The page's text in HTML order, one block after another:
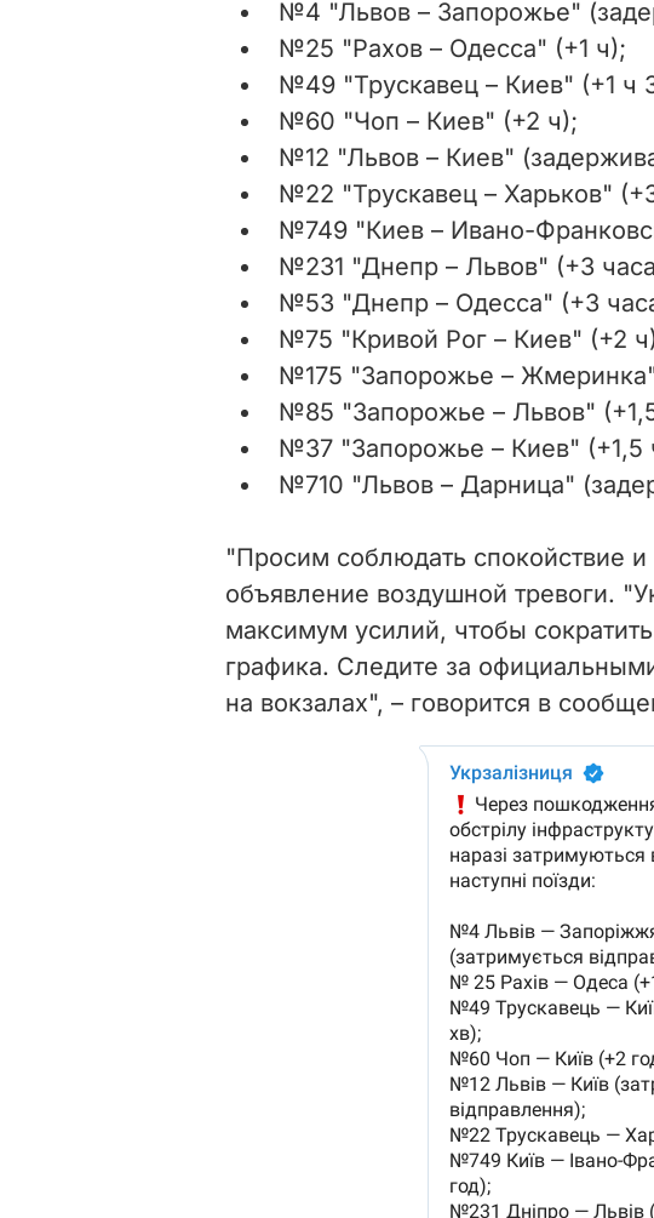
i
d
e
o
№4 "Львов – Запорожье"
№25 "Рахов – Одесса" (+1 ч);
№49 "Трускавец – Киев" (+1 ч
№60 "Чоп – Киев" (+2 ч);
№12 "Львов – Киев"
№22 "Трускавец – Харьков"
№749 "Киев – Ивано-
№231 "Днепр – Львов" (+3
№53 "Днепр – Одесса" (+3
№75 "Кривой Рог – Киев" (+2
№175 "Запорожье –
№85 "Запорожье – Львов"
№37 "Запорожье – Киев" (+1,5
№710 "Львов – Дарница"
"Просим соблюдать спокойствие и
объявление воздушной тревоги.
максимум усилий, чтобы
графика. Следите за
на вокзалах", – говорится в